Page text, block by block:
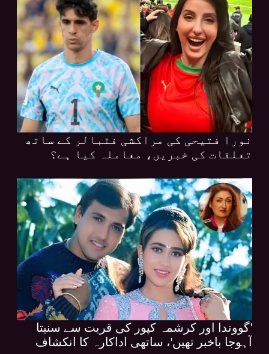
نورا فتیحی کی مراکشی فٹبالر کے ساتھ
تعلقات کی خبریں، معاملہ کیا ہے؟
'گووندا اور کرشمہ کپور کی قربت سے سنیتا
آہوجا باخبر تھیں'، ساتھی اداکارہ کا انکشاف